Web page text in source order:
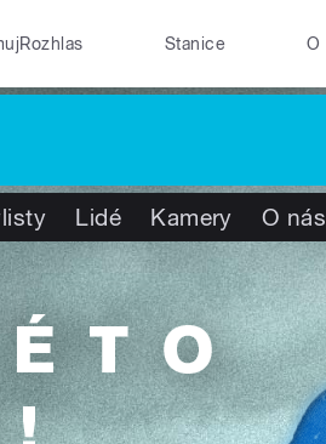
Stanice O
Lidé Kamery O nás